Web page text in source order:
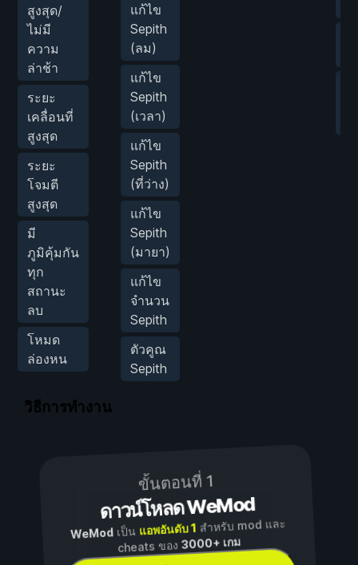
สูงสุด/
ไม่มี
ความ
ล่าช้า
ระยะ
เคลื่อนที่
สูงสุด
ระยะ
โจมตี
สูงสุด
มี
ภูมิคุ้มกัน
ทุก
สถานะ
ลบ
โหมด
ล่องหน
แก้ไข
Sepith
(ลม)
แก้ไข
Sepith
(เวลา)
แก้ไข
Sepith
(ที่ว่าง)
แก้ไข
Sepith
(มายา)
แก้ไข
จำนวน
Sepith
ตัวคูณ
Sepith
วิธีการทำงาน
ขั้นตอนที่ 1
ดาวน์โหลด WeMod
WeModเป็น แอพอันดับ 1 สำหรับ mod และ
cheats ของ3000+ เกม